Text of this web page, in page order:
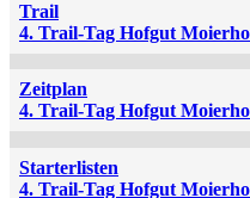
Trail
4. Trail-Tag Hofgut
Zeitplan
4. Trail-Tag Hofgut
Starterlisten
4. Trail-Tag Hofgut